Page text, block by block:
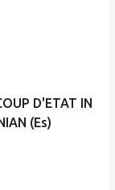
D'ETAT IN
(Es)